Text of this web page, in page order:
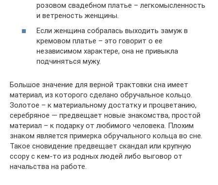
розовом свадебном платье – легкомысленность
и ветреность женщины.
Если женщина собралась выходить замуж в
кремовом платье – это говорит о ее
независимом характере, она не привыкла
подчиняться мужу.
Большое значение для верной трактовки сна имеет
материал, из которого сделано обручальное кольцо.
Золотое – к материальному достатку и процветанию,
серебряное — предвещает новые знакомства, простой
материал – к подарку от любимого человека. Плохим
знаком является примерка обручального кольца во сне.
Такое сновидение предвещает скандал или крупную
ссору с кем-то из родных людей либо выговор от
начальства на работе.